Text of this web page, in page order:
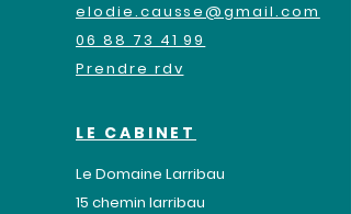
elodie.causse@gmail.com
06 88 73 41 99
Prendre rdv
LE CABINET
Le Domaine Larribau
​15 chemin larribau